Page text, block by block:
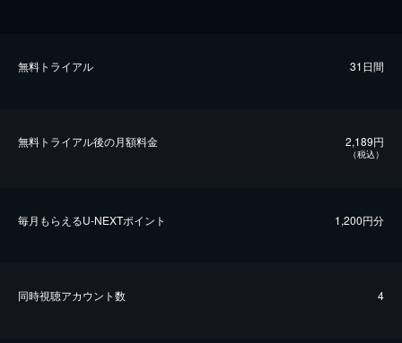
無料トライアル 31日間
無料トライアル後の⽉額料金 2,189円
（税込）
毎⽉もらえるU-NEXTポイント 1,200円分
同時視聴アカウント数 4